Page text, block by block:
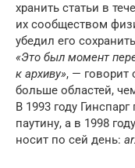
хранить статьи в
их сообществом
убедил его
«Это был момент
к архиву», — говорит
больше областей,
В 1993 году
паутину, а в 1998
носит по сей день: